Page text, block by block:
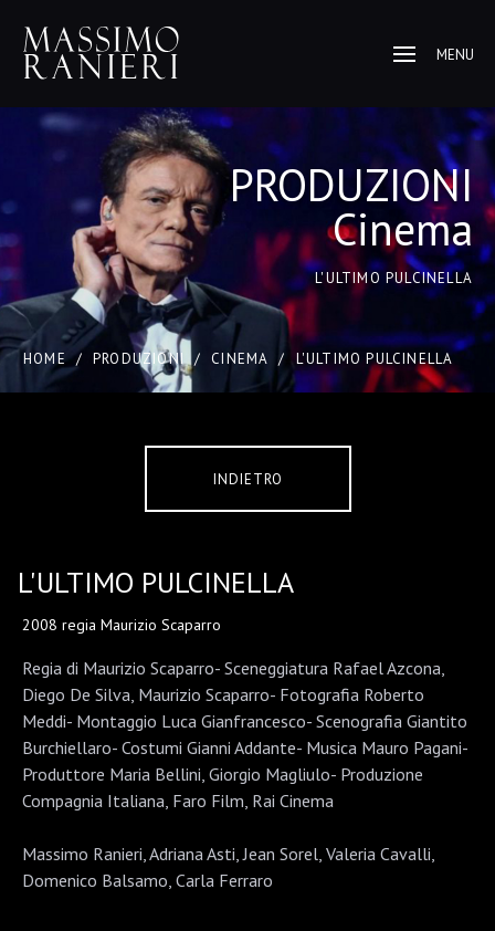
MENU
PRODUZIONI
Cinema
L'ULTIMO PULCINELLA
HOME / PRODUZIONI / CINEMA / L'ULTIMO PULCINELLA
INDIETRO
L'ULTIMO PULCINELLA
2008 regia Maurizio Scaparro
Regia di Maurizio Scaparro- Sceneggiatura Rafael Azcona,
Diego De Silva, Maurizio Scaparro- Fotografia Roberto
Meddi- Montaggio Luca Gianfrancesco- Scenografia Giantito
Burchiellaro- Costumi Gianni Addante- Musica Mauro Pagani-
Produttore Maria Bellini, Giorgio Magliulo- Produzione
Compagnia Italiana, Faro Film, Rai Cinema
Massimo Ranieri, Adriana Asti, Jean Sorel, Valeria Cavalli,
Domenico Balsamo, Carla Ferraro